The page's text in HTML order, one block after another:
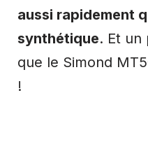
aussi rapidement
synthétique. Et un
que le Simond
!